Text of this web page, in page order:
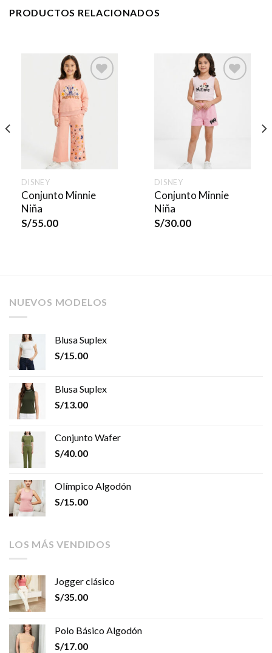
PRODUCTOS RELACIONADOS
DISNEY
Conjunto Minnie
Niña
S/55.00
DISNEY
Conjunto Minnie
Niña
S/30.00
NUEVOS MODELOS
Blusa Suplex
S/15.00
Blusa Suplex
S/13.00
Conjunto Wafer
S/40.00
Olímpico Algodón
S/15.00
LOS MÁS VENDIDOS
Jogger clásico
S/35.00
Polo Básico Algodón
S/17.00